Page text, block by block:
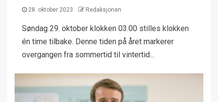
28. oktober 2023 Redaksjonen
Søndag 29. oktober klokken 03.00 stilles klokken
én time tilbake. Denne tiden på året markerer
overgangen fra sommertid til vintertid...